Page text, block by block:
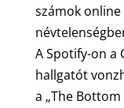
számok
A Spotify-on a
hallgatót
a „The